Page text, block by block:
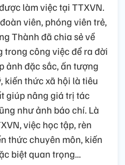
làm việc tại TTXVN.
viên, phóng viên trẻ,
Thành đã chia sẻ về
trong công việc để ra đời
ảnh đặc sắc, ấn tượng
kiến thức xã hội là tiêu
giúp nâng giá trị tác
như ảnh báo chí. Là
việc học tập, rèn
thức chuyên môn, kiến
biệt quan trọng...